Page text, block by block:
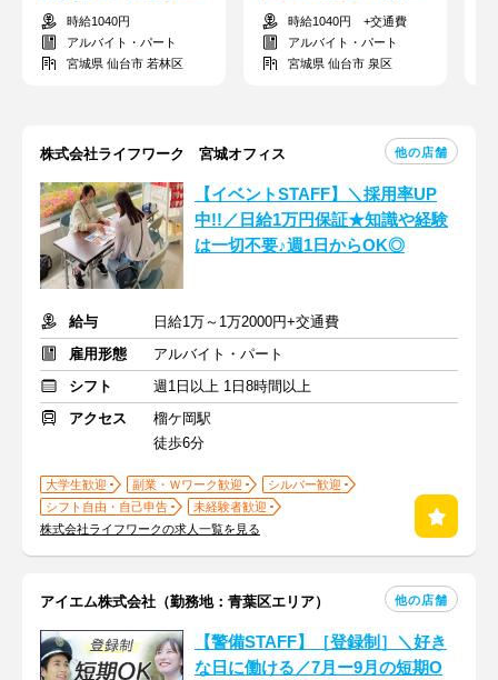
や学力よりも人柄重視！
シフトの融通◎
時給1040円
アルバイト・パート
宮城県 仙台市 若林区
衛生用品の補充など★お
得な食堂あり♪
時給1040円 +交通費
アルバイト・パート
宮城県 仙台市 泉区
株式会社ライフワーク 宮城オフィス 他の店舗
【イベントSTAFF】＼採用率UP
中!!／日給1万円保証★知識や経験
は一切不要♪週1日からOK◎
給与
日給1万～1万2000円+交通費
雇用形態
アルバイト・パート
シフト
週1日以上 1日8時間以上
アクセス
榴ケ岡駅
徒歩6分
大学生歓迎 副業・Ｗワーク歓迎
シルバー歓迎
シフト自由・自己申告
未経験者歓迎
株式会社ライフワークの求人一覧を見る
アイエム株式会社（勤務地：青葉区エリア） 他の店舗
【警備STAFF】［登録制］＼好き
な日に働ける／7月ー9月の短期O